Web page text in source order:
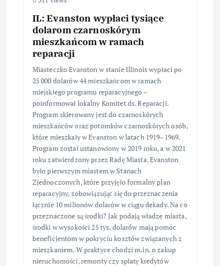
IL: Evanston wypłaci tysiące
dolarom czarnoskórym
mieszkańcom w ramach
reparacji
Miasteczko Evanston w stanie Illinois wypłaci po
25 000 dolarów 44 mieszkańcom w ramach
miejskiego programu reparacyjnego –
poinformował lokalny Komitet ds. Reparacji.
Program skierowany jest do czarnoskórych
mieszkańców oraz potomków czarnoskórych osób,
które mieszkały w Evanston w latach 1919–1969.
Program został ustanowiony w 2019 roku, a w 2021
roku zatwierdzony przez Radę Miasta. Evanston
było pierwszym miastem w Stanach
Zjednoczonych, które przyjęło formalny plan
reparacyjny, zobowiązując się do przeznaczenia
łącznie 10 milionów dolarów w ciągu dekady. Na co
przeznaczone są środki? Jak podają władze miasta,
środki w wysokości 25 tys. dolarów mają pomóc
beneficjentom w pokryciu kosztów związanych z
mieszkaniem. W praktyce chodzi m.in. o zakup
nieruchomości, remonty czy spłatę kredytów